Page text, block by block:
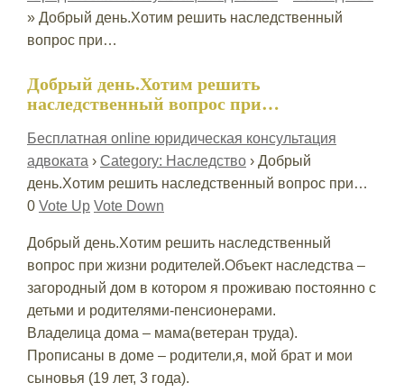
» Добрый день.Хотим решить наследственный
вопрос при…
Добрый день.Хотим решить
наследственный вопрос при…
Бесплатная online юридическая консультация
адвоката › Category: Наследство› Добрый
день.Хотим решить наследственный вопрос при…
0 Vote Up Vote Down
Добрый день.Хотим решить наследственный
вопрос при жизни родителей.Объект наследства –
загородный дом в котором я проживаю постоянно с
детьми и родителями-пенсионерами.
Владелица дома – мама(ветеран труда).
Прописаны в доме – родители,я, мой брат и мои
сыновья (19 лет, 3 года).